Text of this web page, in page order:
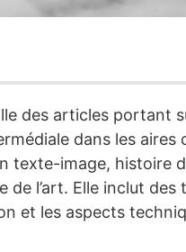
des articles portant
dans les aires
texte-image, histoire
l’art. Elle inclut des
et les aspects